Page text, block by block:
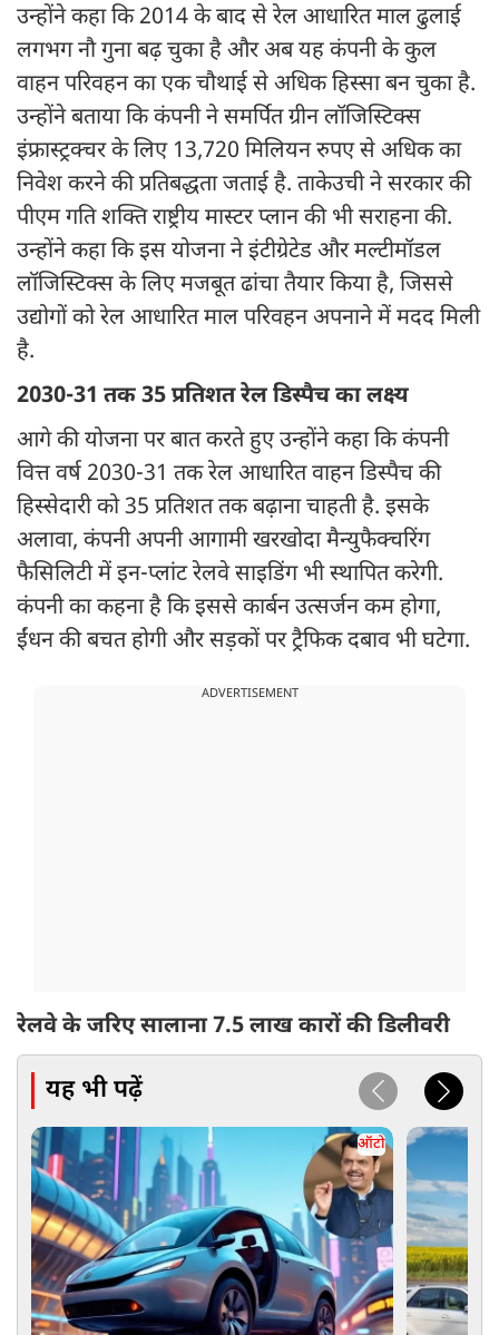
उन्होंने कहा कि 2014 के बाद से रेल आधारित माल ढुलाई
लगभग नौ गुना बढ़ चुका है और अब यह कंपनी के कुल
वाहन परिवहन का एक चौथाई से अधिक हिस्सा बन चुका है.
उन्होंने बताया कि कंपनी ने समर्पित ग्रीन लॉजिस्टिक्स
इंफ्रास्ट्रक्चर के लिए 13,720 मिलियन रुपए से अधिक का
निवेश करने की प्रतिबद्धता जताई है. ताकेउची ने सरकार की
पीएम गति शक्ति राष्ट्रीय मास्टर प्लान की भी सराहना की.
उन्होंने कहा कि इस योजना ने इंटीग्रेटेड और मल्टीमॉडल
लॉजिस्टिक्स के लिए मजबूत ढांचा तैयार किया है, जिससे
उद्योगों को रेल आधारित माल परिवहन अपनाने में मदद मिली
है.
2030-31 तक 35 प्रतिशत रेल डिस्पैच का लक्ष्य
आगे की योजना पर बात करते हुए उन्होंने कहा कि कंपनी
वित्त वर्ष 2030-31 तक रेल आधारित वाहन डिस्पैच की
हिस्सेदारी को 35 प्रतिशत तक बढ़ाना चाहती है. इसके
अलावा, कंपनी अपनी आगामी खरखोदा मैन्युफैक्चरिंग
फैसिलिटी में इन-प्लांट रेलवे साइडिंग भी स्थापित करेगी.
कंपनी का कहना है कि इससे कार्बन उत्सर्जन कम होगा,
ईंधन की बचत होगी और सड़कों पर ट्रैफिक दबाव भी घटेगा.
ADVERTISEMENT
रेलवे के जरिए सालाना 7.5 लाख कारों की डिलीवरी
यह भी पढ़ें
ऑटो